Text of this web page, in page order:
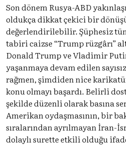
Son dönem Rusya-ABD
oldukça dikkat çekici bir
değerlendirilebilir. Şüphesiz
tabiri caizse “Trump rüzgârı”
Donald Trump ve Vladimir
yaşanmaya devam edilen
rağmen, şimdiden nice
konu olmayı başardı. Belirli
şekilde düzenli olarak basına
Amerikan oydaşmasının, bir
sıralarından ayrılmayan İran-
dolaylı surette etkili olduğu